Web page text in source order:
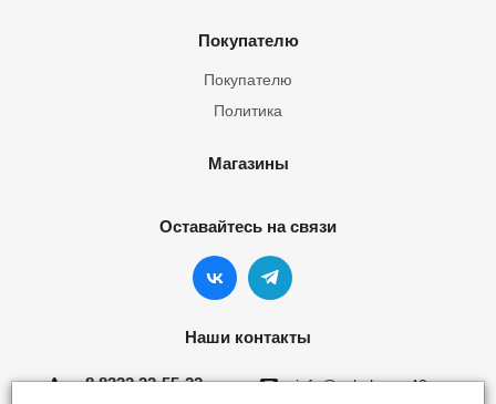
Покупателю
Покупателю
Политика
Магазины
Оставайтесь на связи
Наши контакты
8 8332 22-55-22 info@yokohama43.ru